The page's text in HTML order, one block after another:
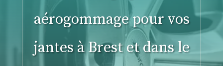
aérogommage pour vos
jantes à Brest et dans le